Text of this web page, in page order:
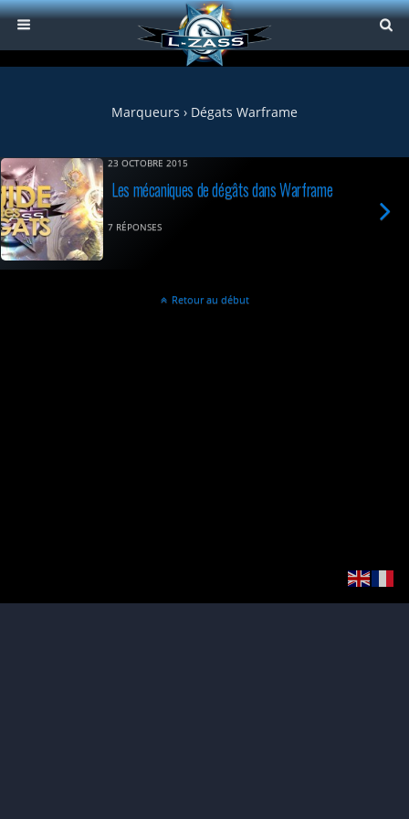
Marqueurs › Dégats Warframe
23 OCTOBRE 2015
Les mécaniques de dégâts dans Warframe
7 RÉPONSES
Retour au début